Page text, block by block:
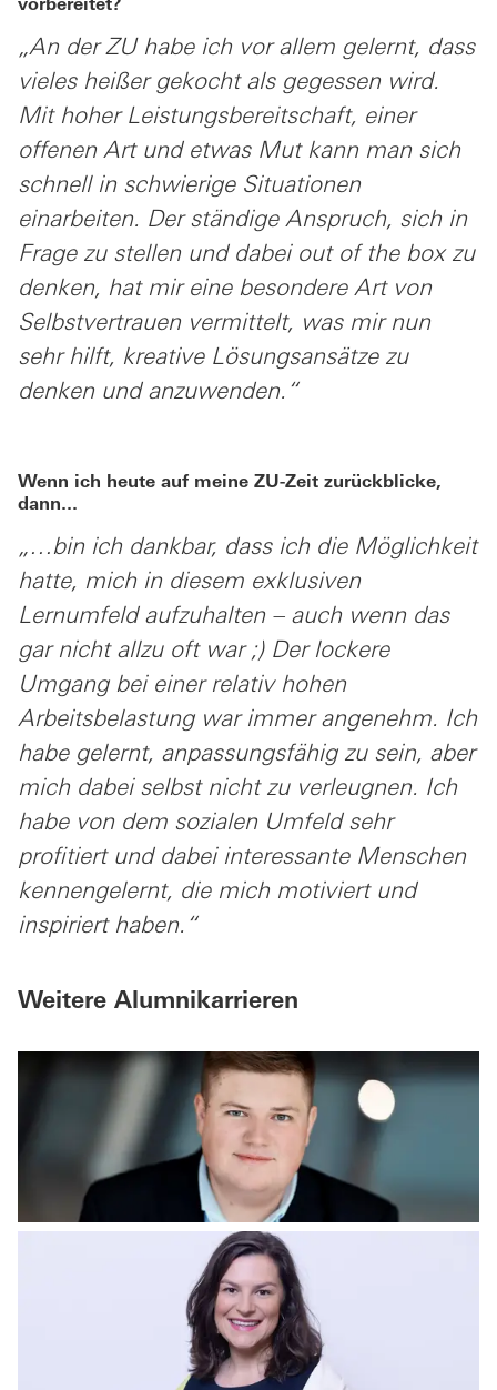
vorbereitet?
„An der ZU habe ich vor allem gelernt, dass
vieles heißer gekocht als gegessen wird.
Mit hoher Leistungsbereitschaft, einer
offenen Art und etwas Mut kann man sich
schnell in schwierige Situationen
einarbeiten. Der ständige Anspruch, sich in
Frage zu stellen und dabei out of the box zu
denken, hat mir eine besondere Art von
Selbstvertrauen vermittelt, was mir nun
sehr hilft, kreative Lösungsansätze zu
denken und anzuwenden.“
Wenn ich heute auf meine ZU-Zeit zurückblicke,
dann...
„…bin ich dankbar, dass ich die Möglichkeit
hatte, mich in diesem exklusiven
Lernumfeld aufzuhalten – auch wenn das
gar nicht allzu oft war ;) Der lockere
Umgang bei einer relativ hohen
Arbeitsbelastung war immer angenehm. Ich
habe gelernt, anpassungsfähig zu sein, aber
mich dabei selbst nicht zu verleugnen. Ich
habe von dem sozialen Umfeld sehr
profitiert und dabei interessante Menschen
kennengelernt, die mich motiviert und
inspiriert haben.“
Weitere Alumnikarrieren